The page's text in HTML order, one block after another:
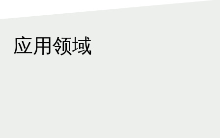
应用领域